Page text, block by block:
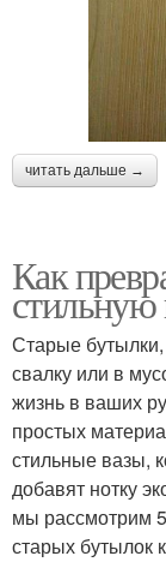
читать дальше →
Как
стильную
Старые
свалку или в
жизнь в ваших
простых
стильные вазы,
добавят нотку
мы рассмотрим
старых бутылок